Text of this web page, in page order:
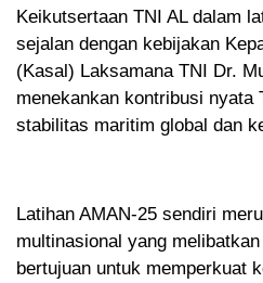
Keikutsertaan TNI AL dalam
sejalan dengan kebijakan
(Kasal) Laksamana TNI Dr.
menekankan kontribusi nyata
stabilitas maritim global dan
Latihan AMAN-25 sendiri
multinasional yang
bertujuan untuk memperkuat